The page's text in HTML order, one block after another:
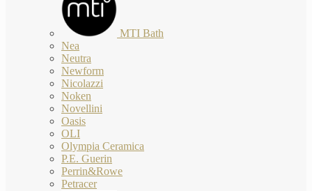
MTI Bath
Nea
Neutra
Newform
Nicolazzi
Noken
Novellini
Oasis
OLI
Olympia Ceramica
P.E. Guerin
Perrin&Rowe
Petracer